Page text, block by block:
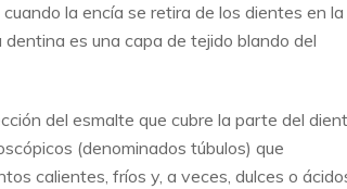
la encía se retira de los dientes en la
es una capa de tejido blando del
del esmalte que cubre la parte del
(denominados túbulos) que
calientes, fríos y, a veces, dulces o